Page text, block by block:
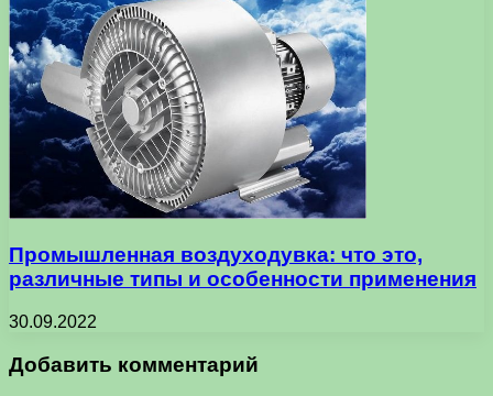
Промышленная воздуходувка: что это,
различные типы и особенности применения
30.09.2022
Добавить комментарий